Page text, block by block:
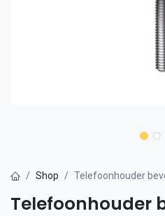
Shop Telefoonhouder
Telefoonhouder